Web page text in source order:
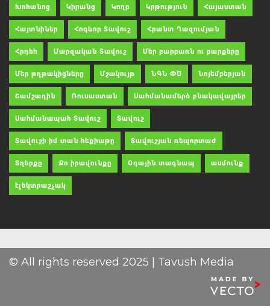
Խոհանոց Կիրանց Կողբ Կրթություն Հայաստան
Հայտնիներ Հոգևոր Տավուշ Հրանտ Ղազումյան
Հրդեհ Մարզական Տավուշ Մեր բարբառն ու բարքերը
Մեր թղթակիցները Մշակույթ ՆԳՆ ՓԾ Նոյեմբերյան
Շամշադին Ռուսաստան Սահմանամերձ բնակավայրեր
Սահմանապահ Տավուշ Տավուշ
Տավուշի իմ տան հեքիաթը Տավուշյան ռեպորտաժ
Տղերքը Քո իրավունքը Օդային տագնապ ասմունք
էլեկտրաշչակ
© All rights reserved 2025 | Tavush Media